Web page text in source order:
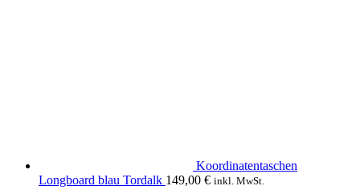
Koordinatentaschen
Longboard blau Tordalk 149,00 € inkl. MwSt.